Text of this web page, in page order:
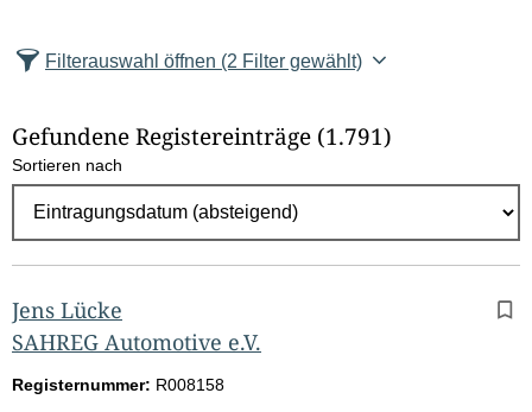
z
l
E
g
e
b
n
i
Filterauswahl öffnen (2 Filter gewählt)
Gefundene Registereinträge (1.791)
Sortieren nach
Jens Lücke
SAHREG Automotive e.V.
Registernummer: R008158